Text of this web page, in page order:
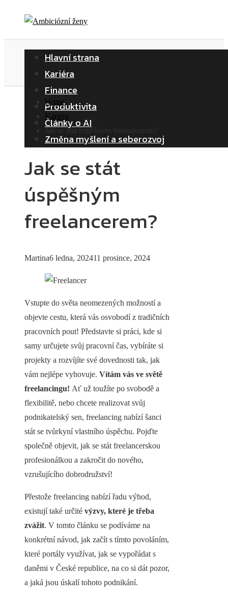
Hlavní strana
Kariéra
Finance
Produktivita
Články o AI
Změna myšlení a seberozvoj
Home
Kariéra
Jak se stát úspěšným freelancerem?
Jak se stát
úspěšným
freelancerem?
Martina6 ledna, 202411 prosince, 2024
Vstupte do světa neomezených možností a
objevte cestu, která vás osvobodí z tradičních
pracovních pout! Představte si práci, kde si
samy určujete svůj pracovní čas, vybíráte si
projekty a rozvíjíte své dovednosti tak, jak
vám nejlépe vyhovuje. Vítám vás ve světě
freelancingu! Ať už toužíte po svobodě a
flexibilitě, nebo chcete realizovat svůj
podnikatelský sen, freelancing nabízí šanci
stát se tvůrkyní vlastního úspěchu. Pojďte
společně objevit, jak se stát freelancerskou
profesionálkou a zakročit do nového,
vzrušujícího dobrodružství!
Přestože freelancing nabízí řadu výhod,
existují také určité výzvy, které je třeba
zvážit. V tomto článku se podíváme na
konkrétní návod, jak začít s tímto povoláním,
které portály využívat, jak se vypořádat s
daněmi v České republice, na co si dát pozor,
a jaká jsou úskalí tohoto podnikání.